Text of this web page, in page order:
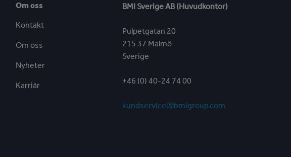
Om oss
Kontakt
Om oss
Nyheter
Karriär
BMI Sverige AB (Huvudkontor)
Pulpetgatan 20
215 37 Malmö
Sverige
+46 (0) 40-24 74 00
kundservice@bmigroup.com